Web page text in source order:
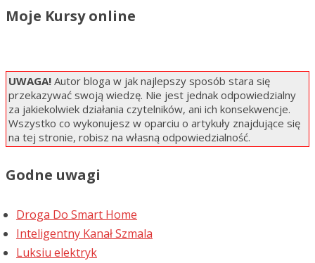
Moje Kursy online
UWAGA! Autor bloga w jak najlepszy sposób stara się
przekazywać swoją wiedzę. Nie jest jednak odpowiedzialny
za jakiekolwiek działania czytelników, ani ich konsekwencje.
Wszystko co wykonujesz w oparciu o artykuły znajdujące się
na tej stronie, robisz na własną odpowiedzialność.
Godne uwagi
Droga Do Smart Home
Inteligentny Kanał Szmala
Luksiu elektryk